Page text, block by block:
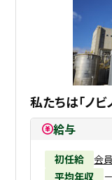
私たちは「ノ
給与
初任給
会
平均年収
－